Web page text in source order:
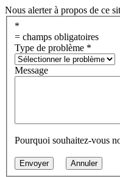
Nous alerter à propos de ce
*
= champs obligatoires
Type de problème *
Message
Pourquoi souhaitez-vous